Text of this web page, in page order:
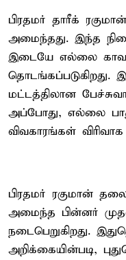
பிரதமர் தாரீக்
அமைந்தது. இந்த
இடையே எல்லை
தொடங்கப்படுகிறது.
மட்டத்திலான
அப்போது, எல்லை
விவகாரங்கள்
பிரதமர் ரகுமான்
அமைந்த பின்னர்
நடைபெறுகிறது.
அறிக்கையின்படி,